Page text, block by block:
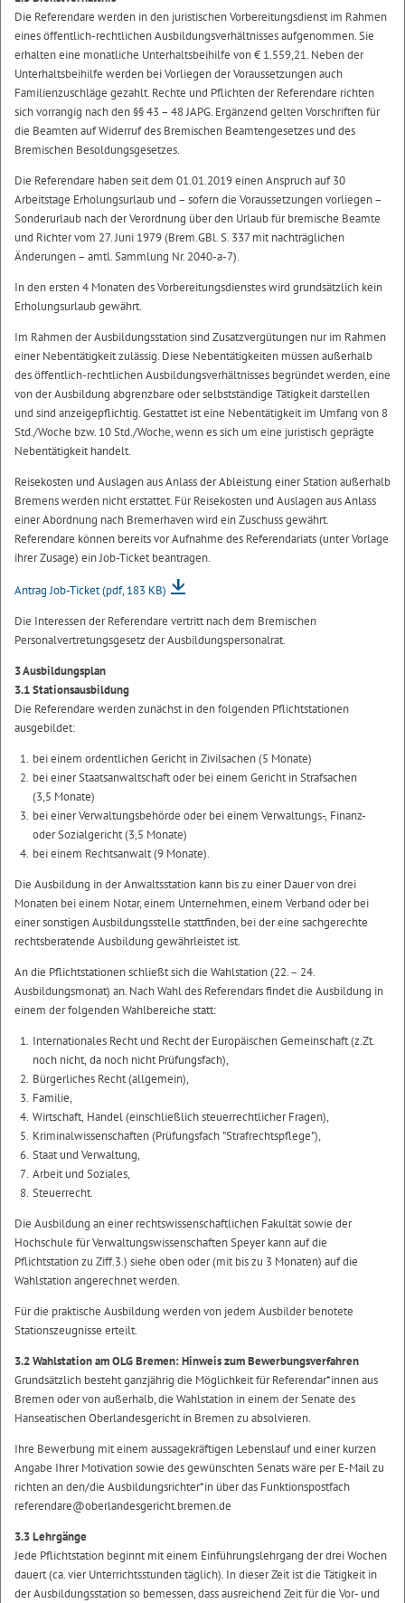
Die Referendare werden in den juristischen Vorbereitungsdienst im Rahmen
eines öffentlich-rechtlichen Ausbildungsverhältnisses aufgenommen. Sie
erhalten eine monatliche Unterhaltsbeihilfe von € 1.559,21. Neben der
Unterhaltsbeihilfe werden bei Vorliegen der Voraussetzungen auch
Familienzuschläge gezahlt. Rechte und Pflichten der Referendare richten
sich vorrangig nach den §§ 43 – 48 JAPG. Ergänzend gelten Vorschriften für
die Beamten auf Widerruf des Bremischen Beamtengesetzes und des
Bremischen Besoldungsgesetzes.
Die Referendare haben seit dem 01.01.2019 einen Anspruch auf 30
Arbeitstage Erholungsurlaub und – sofern die Voraussetzungen vorliegen –
Sonderurlaub nach der Verordnung über den Urlaub für bremische Beamte
und Richter vom 27. Juni 1979 (Brem.GBl. S. 337 mit nachträglichen
Änderungen – amtl. Sammlung Nr. 2040-a-7).
In den ersten 4 Monaten des Vorbereitungsdienstes wird grundsätzlich kein
Erholungsurlaub gewährt.
Im Rahmen der Ausbildungsstation sind Zusatzvergütungen nur im Rahmen
einer Nebentätigkeit zulässig. Diese Nebentätigkeiten müssen außerhalb
des öffentlich-rechtlichen Ausbildungsverhältnisses begründet werden, eine
von der Ausbildung abgrenzbare oder selbstständige Tätigkeit darstellen
und sind anzeigepflichtig. Gestattet ist eine Nebentätigkeit im Umfang von 8
Std./Woche bzw. 10 Std./Woche, wenn es sich um eine juristisch geprägte
Nebentätigkeit handelt.
Reisekosten und Auslagen aus Anlass der Ableistung einer Station außerhalb
Bremens werden nicht erstattet. Für Reisekosten und Auslagen aus Anlass
einer Abordnung nach Bremerhaven wird ein Zuschuss gewährt.
Referendare können bereits vor Aufnahme des Referendariats (unter Vorlage
ihrer Zusage) ein Job-Ticket beantragen.
Antrag Job-Ticket(pdf, 183 KB)
Die Interessen der Referendare vertritt nach dem Bremischen
Personalvertretungsgesetz der Ausbildungspersonalrat.
3 Ausbildungsplan
3.1 Stationsausbildung
Die Referendare werden zunächst in den folgenden Pflichtstationen
ausgebildet:
bei einem ordentlichen Gericht in Zivilsachen (5 Monate)
bei einer Staatsanwaltschaft oder bei einem Gericht in Strafsachen
(3,5 Monate)
bei einer Verwaltungsbehörde oder bei einem Verwaltungs-, Finanz-
oder Sozialgericht (3,5 Monate)
bei einem Rechtsanwalt (9 Monate).
Die Ausbildung in der Anwaltsstation kann bis zu einer Dauer von drei
Monaten bei einem Notar, einem Unternehmen, einem Verband oder bei
einer sonstigen Ausbildungsstelle stattfinden, bei der eine sachgerechte
rechtsberatende Ausbildung gewährleistet ist.
An die Pflichtstationen schließt sich die Wahlstation (22. – 24.
Ausbildungsmonat) an. Nach Wahl des Referendars findet die Ausbildung in
einem der folgenden Wahlbereiche statt:
Internationales Recht und Recht der Europäischen Gemeinschaft (z.Zt.
noch nicht, da noch nicht Prüfungsfach),
Bürgerliches Recht (allgemein),
Familie,
Wirtschaft, Handel (einschließlich steuerrechtlicher Fragen),
Kriminalwissenschaften (Prüfungsfach "Strafrechtspflege"),
Staat und Verwaltung,
Arbeit und Soziales,
Steuerrecht.
Die Ausbildung an einer rechtswissenschaftlichen Fakultät sowie der
Hochschule für Verwaltungswissenschaften Speyer kann auf die
Pflichtstation zu Ziff.3.) siehe oben oder (mit bis zu 3 Monaten) auf die
Wahlstation angerechnet werden.
Für die praktische Ausbildung werden von jedem Ausbilder benotete
Stationszeugnisse erteilt.
3.2 Wahlstation am OLG Bremen: Hinweis zum Bewerbungsverfahren
Grundsätzlich besteht ganzjährig die Möglichkeit für Referendar*innen aus
Bremen oder von außerhalb, die Wahlstation in einem der Senate des
Hanseatischen Oberlandesgericht in Bremen zu absolvieren.
Ihre Bewerbung mit einem aussagekräftigen Lebenslauf und einer kurzen
Angabe Ihrer Motivation sowie des gewünschten Senats wäre per E-Mail zu
richten an den/die Ausbildungsrichter*in über das Funktionspostfach
referendare@oberlandesgericht.bremen.de
3.3 Lehrgänge
Jede Pflichtstation beginnt mit einem Einführungslehrgang der drei Wochen
dauert (ca. vier Unterrichtsstunden täglich). In dieser Zeit ist die Tätigkeit in
der Ausbildungsstation so bemessen, dass ausreichend Zeit für die Vor- und